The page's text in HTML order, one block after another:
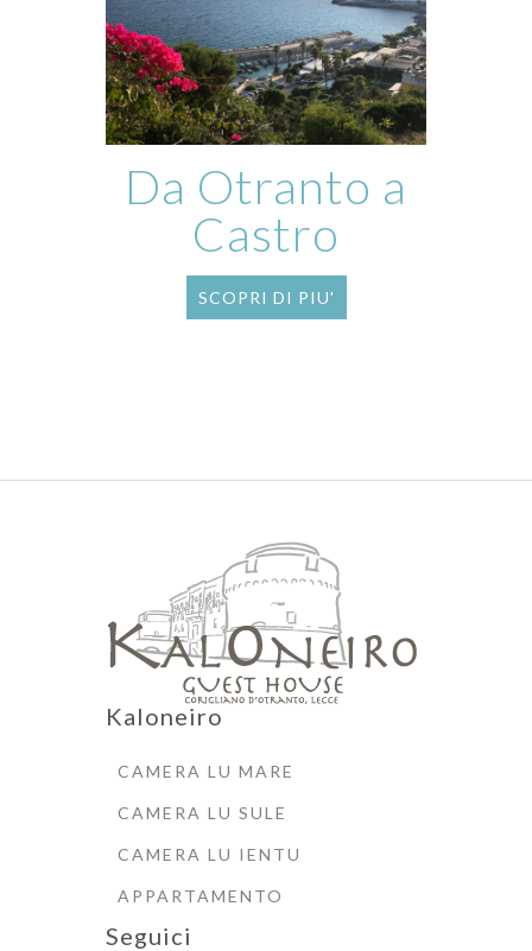
Da Otranto a
Castro
SCOPRI DI PIU'
Kaloneiro
CAMERA LU MARE
CAMERA LU SULE
CAMERA LU IENTU
APPARTAMENTO
Seguici